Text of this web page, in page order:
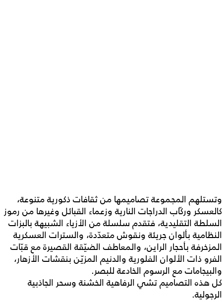
وتستلهم المجموعة تصاميمها من ثقافات ذكورية متنوعة،
كالعسكر وركّاب الدراجات النارية وزعماء القبائل وغيرها من رموز
السلطة التقليدية، فتقدم سلسلة من الأزياء الشبيهة بالبزات
النظامية بألوان جريئة ونقوش متعدّدة، والسترات العسكرية
المزخرفة بأحجار الراين، والمعاطف الضيّقة القصيرة مع قبّات
الفرو ذات الألوان الفلورية والدنيم المزيّن بنقشات الأزهار،
والبيجامات مع الرسوم الخادعة للبصر.
كل هذه التصاميم تشي الرفاهية الخشنة وسحر الجاذبية
الرجولية.